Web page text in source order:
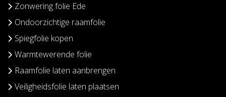
Zonwering folie Ede
Ondoorzichtige raamfolie
Spiegfolie kopen
Warmtewerende folie
Raamfolie laten aanbrengen
Veiligheidsfolie laten plaatsen